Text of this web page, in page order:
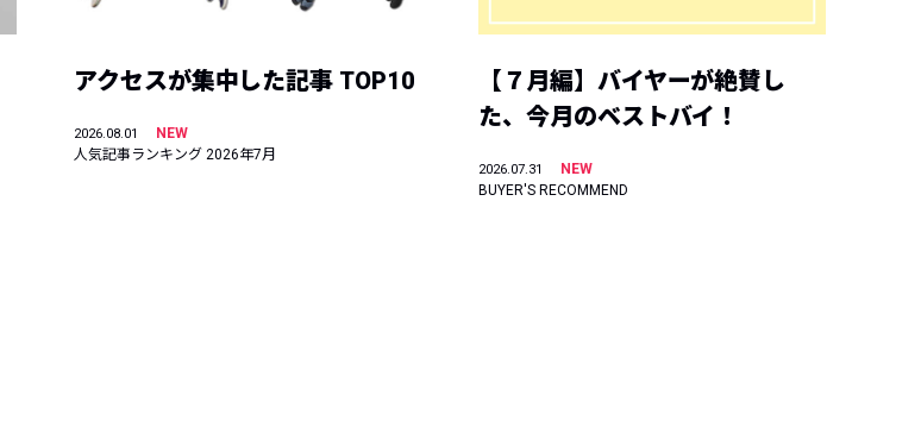
アクセスが集中した記事 TOP10
2026.08.01
NEW
人気記事ランキング 2026年7月
【７月編】バイヤーが絶賛し
た、今月のベストバイ！
2026.07.31
NEW
BUYER'S RECOMMEND